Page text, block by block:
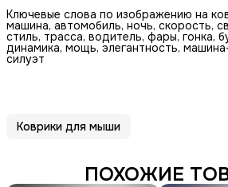
Ключевые слова по изображению на
машина, автомобиль, ночь, скорость,
стиль, трасса, водитель, фары, гонка,
динамика, мощь, элегантность,
силуэт
Коврики для мыши
ПОХОЖИЕ